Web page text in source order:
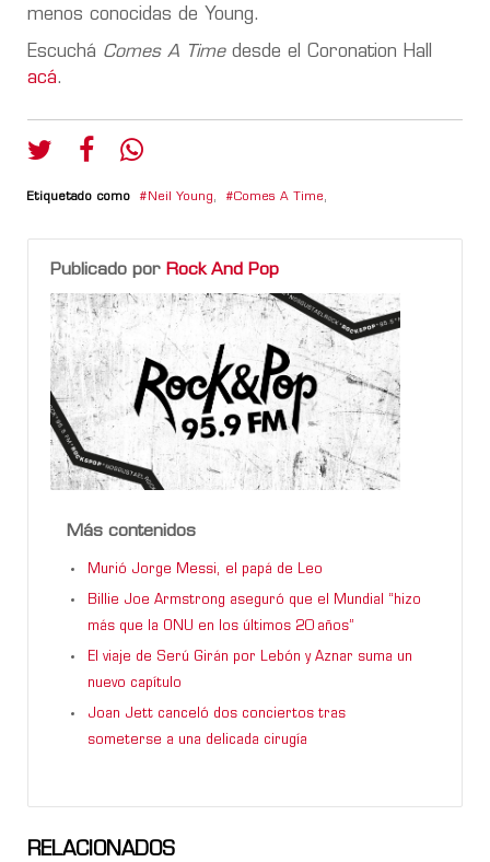
menos conocidas de Young.
Escuchá Comes A Timedesde el Coronation Hall
acá.
Etiquetado como Neil Young, Comes A Time,
Publicado por Rock And Pop
Más contenidos
Murió Jorge Messi, el papá de Leo
Billie Joe Armstrong aseguró que el Mundial “hizo
más que la ONU en los últimos 20 años”
El viaje de Serú Girán por Lebón y Aznar suma un
nuevo capítulo
Joan Jett canceló dos conciertos tras
someterse a una delicada cirugía
RELACIONADOS